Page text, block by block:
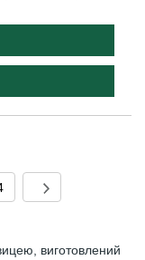
виготовлений